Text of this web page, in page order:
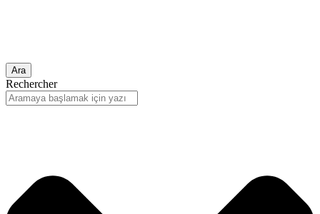
Ara
Rechercher